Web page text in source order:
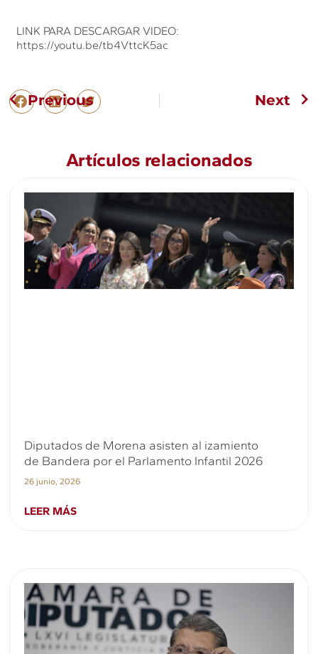
LINK PARA DESCARGAR VIDEO:
https://youtu.be/tb4VttcK5ac
Previous Next
Artículos relacionados
Diputados de Morena asisten al izamiento
de Bandera por el Parlamento Infantil 2026
26 junio, 2026
LEER MÁS